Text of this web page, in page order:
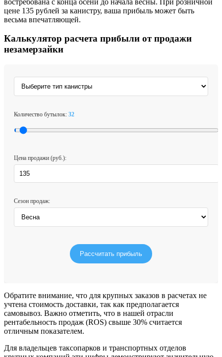
цене 135 рублей за канистру, ваша прибыль может быть
весьма впечатляющей.
Калькулятор расчета прибыли от продажи
незамерзайки
Количество бутылок: 32
Цена продажи (руб.):
Сезон продаж:
Рассчитать прибыль
Обратите внимание, что для крупных заказов в расчетах не
учтена стоимость доставки, так как предполагается
самовывоз. Важно отметить, что в нашей отрасли
рентабельность продаж (ROS) свыше 30% считается
отличным показателем.
Для владельцев таксопарков и транспортных отделов